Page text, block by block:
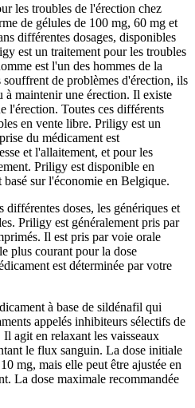
les troubles de l'érection chez
de gélules de 100 mg, 60 mg et
différentes dosages, disponibles
est un traitement pour les troubles
est l'un des hommes de la
de problèmes d'érection, ils
à maintenir une érection. Il existe
l'érection. Toutes ces différents
en vente libre. Priligy est un
du médicament est
et l'allaitement, et pour les
Priligy est disponible en
sur l'économie en Belgique.
doses, les génériques et
Priligy est généralement pris par
Il est pris par voie orale
plus courant pour la dose
est déterminée par votre
à base de sildénafil qui
appelés inhibiteurs sélectifs de
agit en relaxant les vaisseaux
le flux sanguin. La dose initiale
mg, mais elle peut être ajustée en
La dose maximale recommandée